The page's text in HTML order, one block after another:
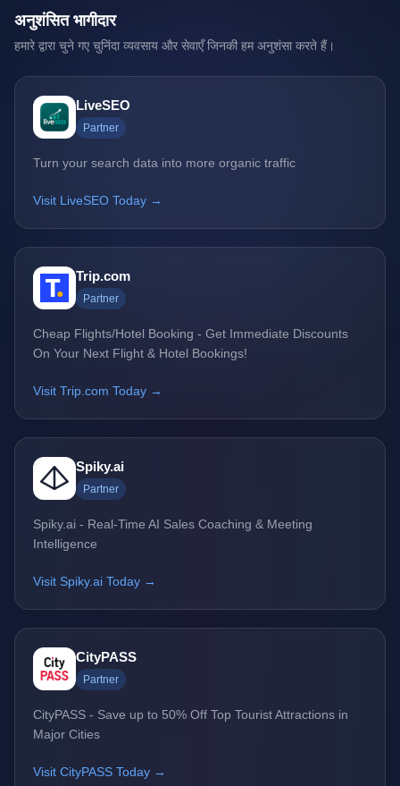
अनुशंसित भागीदार
हमारे द्वारा चुने गए चुनिंदा व्यवसाय और सेवाएँ जिनकी हम अनुशंसा करते हैं।
LiveSEO
Partner
Turn your search data into more organic traffic
Visit LiveSEO Today →
Trip.com
Partner
Cheap Flights/Hotel Booking - Get Immediate Discounts
On Your Next Flight & Hotel Bookings!
Visit Trip.com Today →
Spiky.ai
Partner
Spiky.ai - Real-Time AI Sales Coaching & Meeting
Intelligence
Visit Spiky.ai Today →
CityPASS
Partner
CityPASS - Save up to 50% Off Top Tourist Attractions in
Major Cities
Visit CityPASS Today →